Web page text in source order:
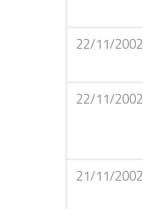
22/11/2002
22/11/2002
21/11/2002